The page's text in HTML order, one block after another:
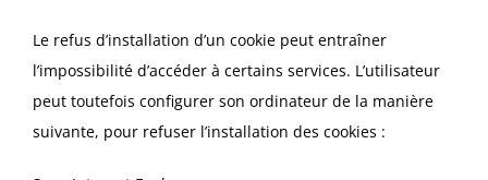
Le refus d’installation d’un cookie peut entraîner
l’impossibilité d’accéder à certains services. L’utilisateur
peut toutefois configurer son ordinateur de la manière
suivante, pour refuser l’installation des cookies :